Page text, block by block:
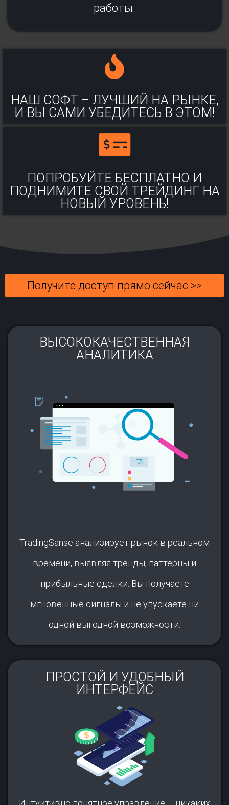
работы.
НАШ СОФТ – ЛУЧШИЙ НА РЫНКЕ,
И ВЫ САМИ УБЕДИТЕСЬ В ЭТОМ!
ПОПРОБУЙТЕ БЕСПЛАТНО И
ПОДНИМИТЕ СВОЙ ТРЕЙДИНГ НА
НОВЫЙ УРОВЕНЬ!
Получите доступ прямо сейчас >>
ВЫСОКОКАЧЕСТВЕННАЯ
АНАЛИТИКА
TradingSanse анализирует рынок в реальном
времени, выявляя тренды, паттерны и
прибыльные сделки. Вы получаете
мгновенные сигналы и не упускаете ни
одной выгодной возможности.
ПРОСТОЙ И УДОБНЫЙ
ИНТЕРФЕЙС